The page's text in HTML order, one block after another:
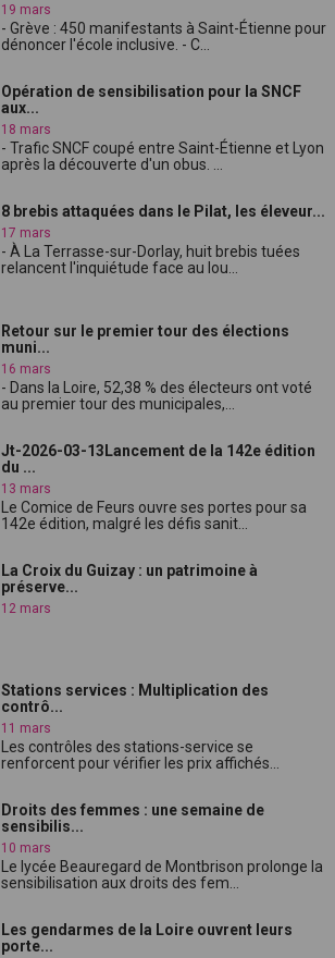
19 mars
- Grève : 450 manifestants à Saint-Étienne pour
dénoncer l'école inclusive. - C...
Opération de sensibilisation pour la SNCF
aux...
18 mars
- Trafic SNCF coupé entre Saint-Étienne et Lyon
après la découverte d'un obus. ...
8 brebis attaquées dans le Pilat, les éleveur...
17 mars
- À La Terrasse-sur-Dorlay, huit brebis tuées
relancent l'inquiétude face au lou...
Retour sur le premier tour des élections
muni...
16 mars
- Dans la Loire, 52,38 % des électeurs ont voté
au premier tour des municipales,...
Jt-2026-03-13Lancement de la 142e édition
du ...
13 mars
Le Comice de Feurs ouvre ses portes pour sa
142e édition, malgré les défis sanit...
La Croix du Guizay : un patrimoine à
préserve...
12 mars
Stations services : Multiplication des
contrô...
11 mars
Les contrôles des stations-service se
renforcent pour vérifier les prix affichés...
Droits des femmes : une semaine de
sensibilis...
10 mars
Le lycée Beauregard de Montbrison prolonge la
sensibilisation aux droits des fem...
Les gendarmes de la Loire ouvrent leurs
porte...